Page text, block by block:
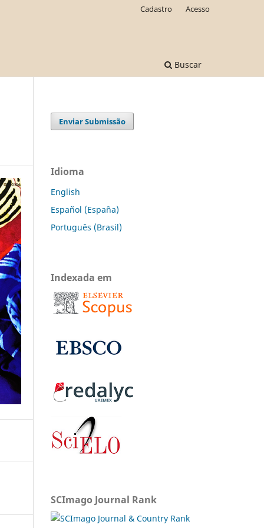
Buscar
Cadastro Acesso
Enviar Submissão
Idioma
English
Español (España)
Português (Brasil)
Indexada em
SCImago Journal Rank